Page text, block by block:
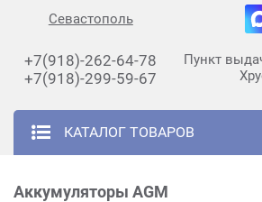
Севастополь
+7(918)-262-64-78
+7(918)-299-59-67
Пункт
КАТАЛОГ ТОВАРОВ
Аккумуляторы AGM